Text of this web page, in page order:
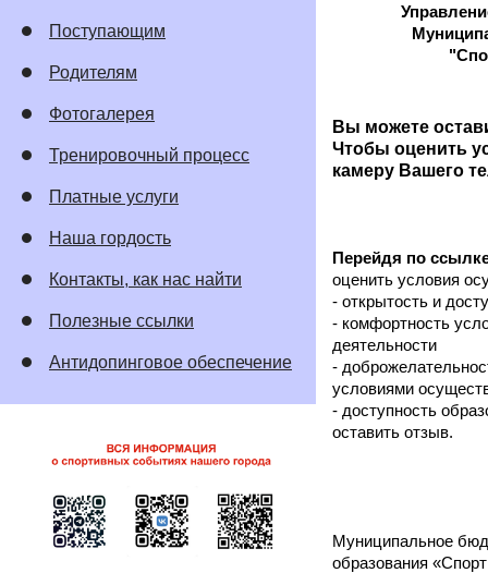
Поступающим
Родителям
Фотогалерея
Тренировочный процесс
Платные услуги
Наша гордость
Контакты, как нас найти
Полезные ссылки
Антидопинговое обеспечение
Вы можете
Чтобы оценить
камеру Вашего
Перейдя по
оценить условия
- открытость и
- комфортность
деятельности
-
условиями
- доступность
оставить отзыв.
Муниципальное
образования